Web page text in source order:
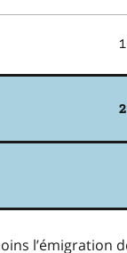
l’émigration